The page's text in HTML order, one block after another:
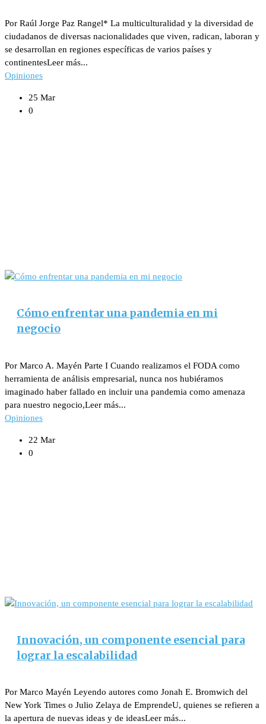
Por Raúl Jorge Paz Rangel* La multiculturalidad y la diversidad de
ciudadanos de diversas nacionalidades que viven, radican, laboran y
se desarrollan en regiones específicas de varios países y
continentesLeer más...
Opiniones
25 Mar
0
Cómo enfrentar una pandemia en mi
negocio
Por Marco A. Mayén Parte I Cuando realizamos el FODA como
herramienta de análisis empresarial, nunca nos hubiéramos
imaginado haber fallado en incluir una pandemia como amenaza
para nuestro negocio,Leer más...
Opiniones
22 Mar
0
Innovación, un componente esencial para
lograr la escalabilidad
Por Marco Mayén Leyendo autores como Jonah E. Bromwich del
New York Times o Julio Zelaya de EmprendeU, quienes se refieren a
la apertura de nuevas ideas y de ideasLeer más...